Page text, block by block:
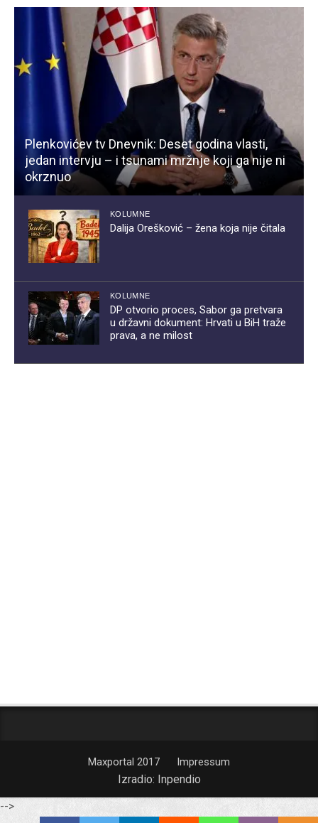
Plenkovićev tv Dnevnik: Deset godina vlasti,
jedan intervju – i tsunami mržnje koji ga nije ni
okrznuo
KOLUMNE
Dalija Orešković – žena koja nije čitala
KOLUMNE
DP otvorio proces, Sabor ga pretvara
u državni dokument: Hrvati u BiH traže
prava, a ne milost
Maxportal 2017 Impressum
Izradio: Inpendio
-->